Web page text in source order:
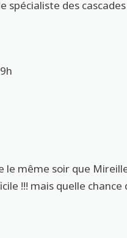
spécialiste des
même soir que
!!! mais quelle